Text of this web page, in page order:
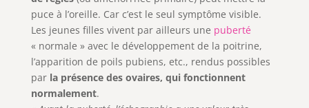
puce à l’oreille. Car c’est le seul symptôme visible.
Les jeunes filles vivent par ailleurs une puberté
« normale » avec le développement de la poitrine,
l’apparition de poils pubiens, etc., rendus possibles
par la présence des ovaires, qui fonctionnent
normalement.